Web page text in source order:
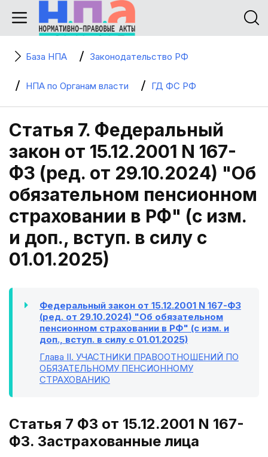
База НПА Законодательство РФ
НПА по Органам власти ГД ФС РФ
Статья 7. Федеральный
закон от 15.12.2001 N 167-
ФЗ (ред. от 29.10.2024) "Об
обязательном пенсионном
страховании в РФ" (с изм.
и доп., вступ. в силу с
01.01.2025)
Федеральный закон от 15.12.2001 N 167-ФЗ
(ред. от 29.10.2024) "Об обязательном
пенсионном страховании в РФ" (с изм. и
доп., вступ. в силу с 01.01.2025)
Глава II. УЧАСТНИКИ ПРАВООТНОШЕНИЙ ПО
ОБЯЗАТЕЛЬНОМУ ПЕНСИОННОМУ
СТРАХОВАНИЮ
Статья 7 ФЗ от 15.12.2001 N 167-
ФЗ. Застрахованные лица